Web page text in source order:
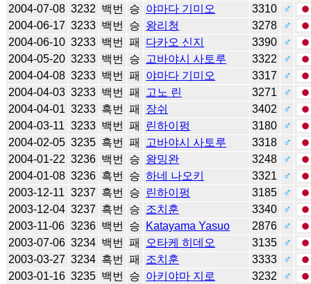
2004-07-08 3232 백번 승 야마다 기미오 3310
♂
2004-06-17 3233 백번 승 왕리청 3278
♂
2004-06-10 3233 백번 패 다카오 신지 3390
♂
2004-05-20 3233 백번 승 고바야시 사토루 3322
♂
2004-04-08 3233 백번 패 야마다 기미오 3317
♂
2004-04-03 3233 백번 패 고노 린 3271
♂
2004-04-01 3233 흑번 패 장쉬 3402
♂
2004-03-11 3233 백번 패 린하이펑 3180
♂
2004-02-05 3235 흑번 패 고바야시 사토루 3318
♂
2004-01-22 3236 백번 승 왕밍완 3248
♂
2004-01-08 3236 흑번 승 하네 나오키 3321
♂
2003-12-11 3237 흑번 승 린하이펑 3185
♂
2003-12-04 3237 흑번 승 조치훈 3340
♂
2003-11-06 3236 백번 승 Katayama Yasuo 2876
♂
2003-07-06 3234 백번 패 오타케 히데오 3135
♂
2003-03-27 3234 흑번 패 조치훈 3333
♂
2003-01-16 3235 백번 승 아키야마 지로 3232
♂